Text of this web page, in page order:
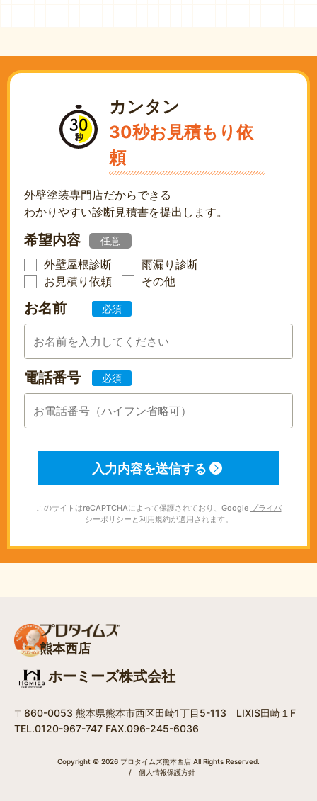
カンタン
30秒お見積もり依
頼
外壁塗装専門店だからできる
わかりやすい診断見積書を提出します。
希望内容 任意
外壁屋根診断
雨漏り診断
お見積り依頼
その他
お名前 必須
電話番号 必須
このサイトはreCAPTCHAによって保護されており、Google プライバ
シーポリシー と利用規約が適用されます。
熊本西店
ホーミーズ株式会社
〒860-0053 熊本県熊本市西区田崎1丁目5-113 LIXIS田崎１F
TEL.0120-967-747 FAX.096-245-6036
Copyright © 2026 プロタイムズ熊本西店 All Rights Reserved.
/
個人情報保護方針